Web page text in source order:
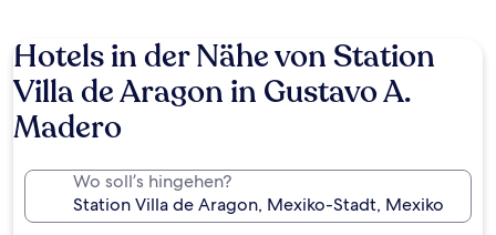
Hotels in der Nähe von Station
Villa de Aragon in Gustavo A.
Madero
Wo soll’s hingehen?